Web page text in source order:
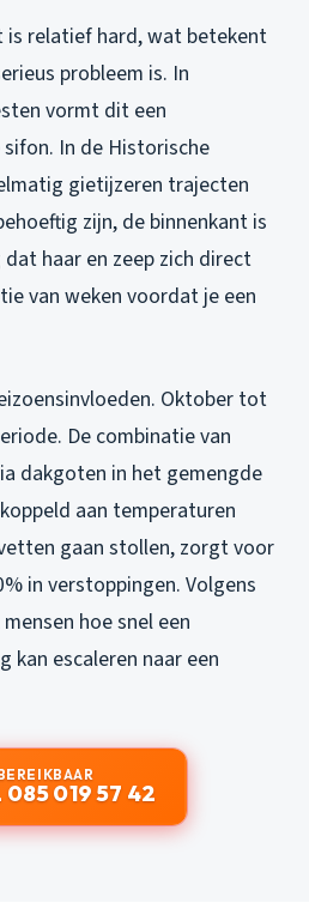
is relatief hard, wat betekent
probleem is. In
vormt dit een
In de Historische
gietijzeren trajecten
zijn, de binnenkant is
haar en zeep zich direct
van weken voordat je een
Oktober tot
De combinatie van
dakgoten in het gemengde
aan temperaturen
gaan stollen, zorgt voor
in verstoppingen. Volgens
hoe snel een
kan escaleren naar een
085 019 57 42